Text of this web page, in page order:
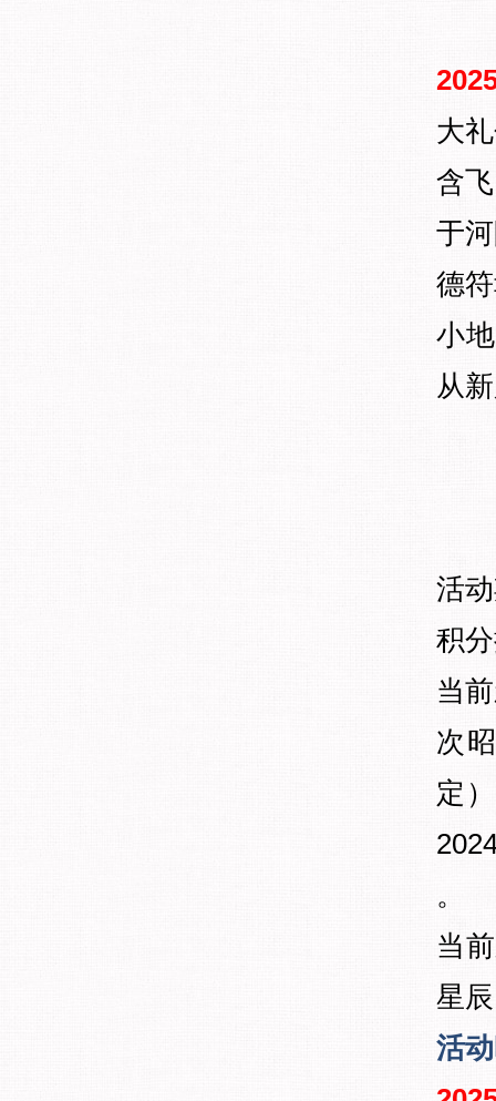
大
含
于
德
小
从
活
积
当
次
定
。
当
星
活